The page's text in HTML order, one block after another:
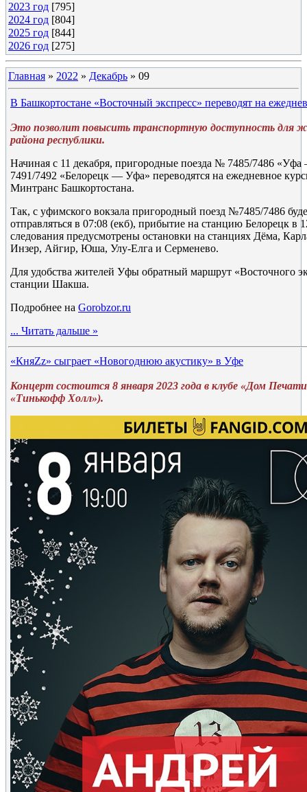
2023 год [795]
2024 год [804]
2025 год [844]
2026 год [275]
Главная » 2022 » Декабрь » 09
В Башкортостане «Восточный экспресс» переводят на
Это позволит повысить транспортную доступность для
района республики.
Начиная с 11 декабря, пригородные поезда № 7485/7486
7491/7492 «Белорецк — Уфа» переводятся на ежедневное
Минтранс Башкортостана.
Так, с уфимского вокзала пригородный поезд №7485/7486
отправляться в 07:08 (екб), прибытие на станцию Белорецк в
следования предусмотрены остановки на станциях Дёма,
Инзер, Айгир, Юша, Улу-Елга и Серменево.
Для удобства жителей Уфы обратный маршрут «Восточного
станции Шакша.
Подробнее на Gorobzor.ru
... Читать дальше »
«КняZz» сыграет «Новогоднюю акустику» в Уфе
Концерт состоится 8 января 2023 года в клубе «Дом
«Тинькофф Холл»).